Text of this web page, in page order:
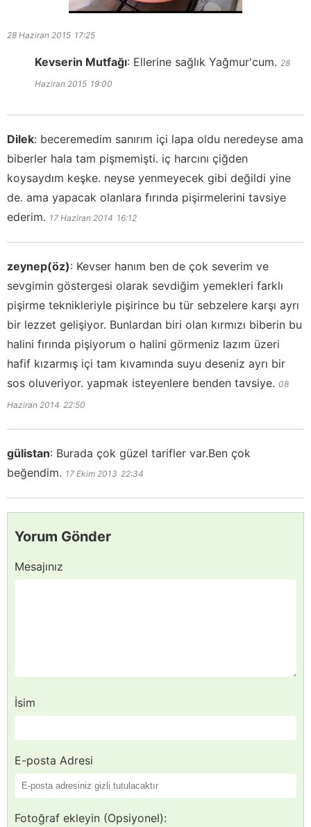
28 Haziran 2015 17:25
Kevserin Mutfağı: Ellerine sağlık Yağmur'cum. 28
Haziran 2015 19:00
Dilek: beceremedim sanırım içi lapa oldu neredeyse ama
biberler hala tam pişmemişti. iç harcını çiğden
koysaydım keşke. neyse yenmeyecek gibi değildi yine
de. ama yapacak olanlara fırında pişirmelerini tavsiye
ederim. 17 Haziran 2014 16:12
zeynep(öz): Kevser hanım ben de çok severim ve
sevgimin göstergesi olarak sevdiğim yemekleri farklı
pişirme teknikleriyle pişirince bu tür sebzelere karşı ayrı
bir lezzet gelişiyor. Bunlardan biri olan kırmızı biberin bu
halini fırında pişiyorum o halini görmeniz lazım üzeri
hafif kızarmış içi tam kıvamında suyu deseniz ayrı bir
sos oluveriyor. yapmak isteyenlere benden tavsiye. 08
Haziran 2014 22:50
gülistan: Burada çok güzel tarifler var.Ben çok
beğendim. 17 Ekim 2013 22:34
Yorum Gönder
Mesajınız
İsim
E-posta Adresi
Fotoğraf ekleyin (Opsiyonel):